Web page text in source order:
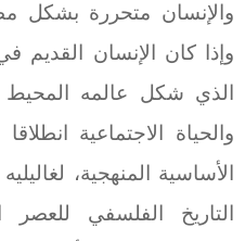
والإنسان متحررة بشكل
وإذا كان الإنسان القديم
الذي شكل عالمه المحيط
والحياة الاجتماعية
الأساسية المنهجية،
التاريخ الفلسفي